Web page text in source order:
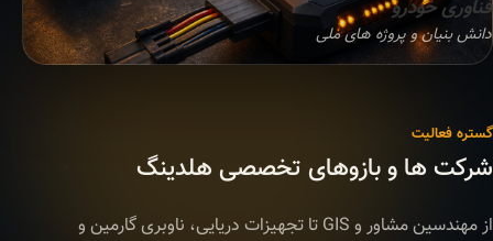
فناوری خودرو
دانش بنیان و پروژه های ملی
گستره فعالیت
شرکت ها و بازوهای تخصصی هلدینگ
از مهندسین مشاور و GIS تا تجهیزات دریایی، ناوبری گارمین و